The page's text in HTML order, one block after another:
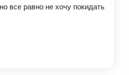
все равно не хочу покидать